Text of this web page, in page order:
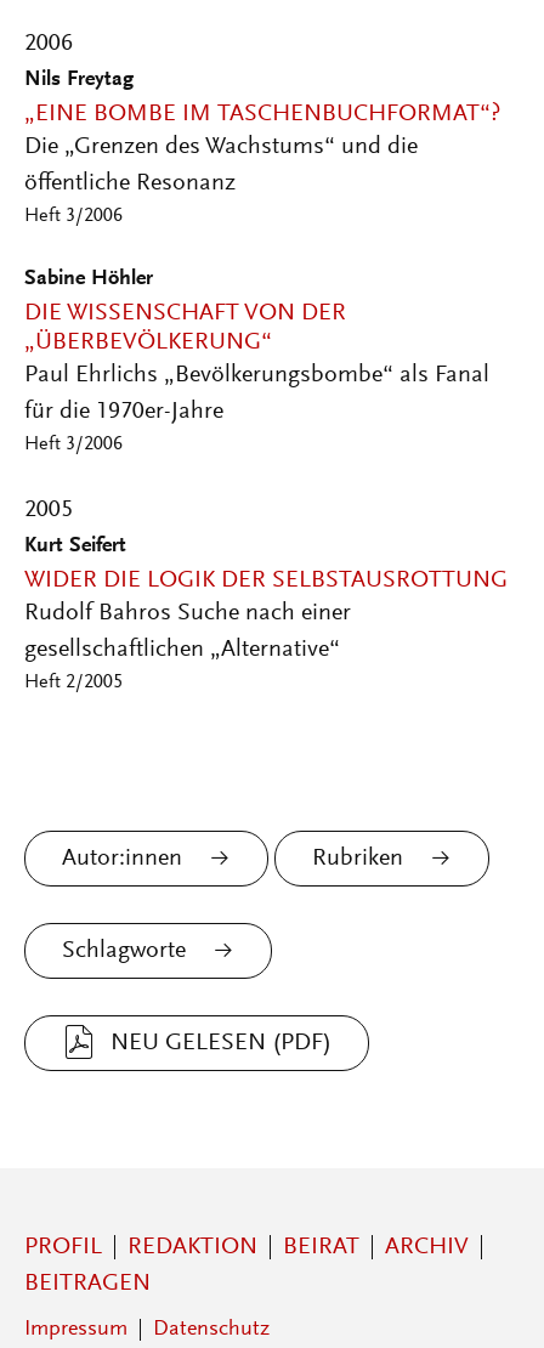
2006
Nils Freytag
„EINE BOMBE IM TASCHENBUCHFORMAT“?
Die „Grenzen des Wachstums“ und die
öffentliche Resonanz
Heft 3/2006
Sabine Höhler
DIE WISSENSCHAFT VON DER
„ÜBERBEVÖLKERUNG“
Paul Ehrlichs „Bevölkerungsbombe“ als Fanal
für die 1970er-Jahre
Heft 3/2006
2005
Kurt Seifert
WIDER DIE LOGIK DER SELBSTAUSROTTUNG
Rudolf Bahros Suche nach einer
gesellschaftlichen „Alternative“
Heft 2/2005
Autor:innen Rubriken
Schlagworte
NEU GELESEN (PDF)
PROFIL REDAKTION BEIRAT
ARCHIV
BEITRAGEN
Impressum Datenschutz